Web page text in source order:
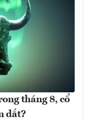
tháng 8, cổ
dắt?